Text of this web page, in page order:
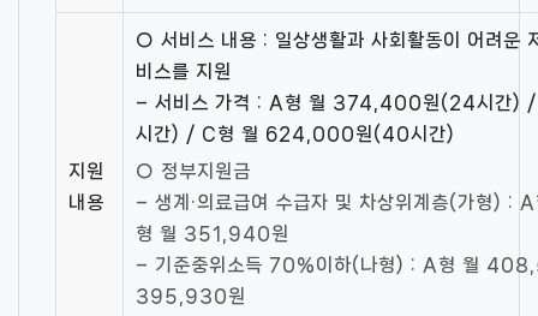
지원
내용
○ 서비스 내용 : 일상생활과 사회활동이 어려운
비스를 지원
– 서비스 가격 : A형 월 374,400원(24시간)
시간) / C형 월 624,000원(40시간)
○ 정부지원금
– 생계·의료급여 수급자 및 차상위계층(가형)
형 월 351,940원
– 기준중위소득 70%이하(나형) : A형 월
395,930원